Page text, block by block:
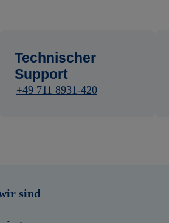
Technischer
Support
+49 711 8931-420
sind